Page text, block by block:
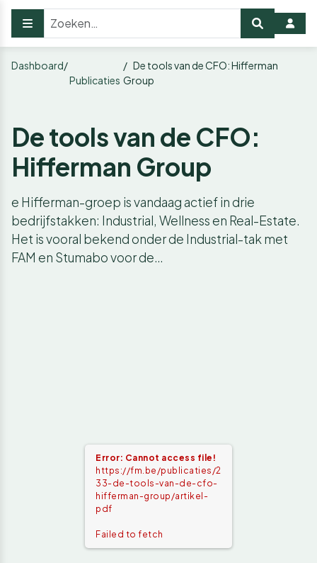
Dashboard
Publicaties
De tools van de CFO: Hifferman
Group
De tools van de CFO:
Hifferman Group
e Hifferman-groep is vandaag actief in drie
bedrijfstakken: Industrial, Wellness en Real-Estate.
Het is vooral bekend onder de Industrial-tak met
FAM en Stumabo voor de…
Error: Cannot access file!
https://fm.be/publicaties/2
33-de-tools-van-de-cfo-
hifferman-group/artikel-
pdf
Failed to fetch